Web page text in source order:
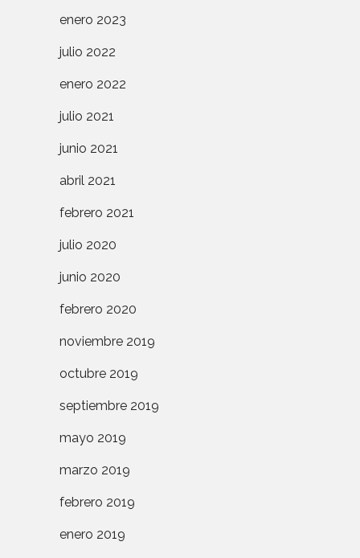
enero 2023
julio 2022
enero 2022
julio 2021
junio 2021
abril 2021
febrero 2021
julio 2020
junio 2020
febrero 2020
noviembre 2019
octubre 2019
septiembre 2019
mayo 2019
marzo 2019
febrero 2019
enero 2019